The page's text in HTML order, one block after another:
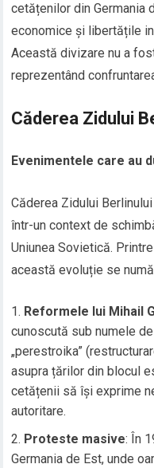
cetățenilor din Germania
economice și libertățile
Această divizare nu a
reprezentând
Căderea Zidului
Evenimentele care au
Căderea Zidului
într-un context de
Uniunea Sovietică.
această evoluție se
Reformele lui Mihail
cunoscută sub numele
„perestroika”
asupra țărilor din blocul
cetățenii să își exprime
autoritare.
Proteste masive: În
Germania de Est, unde